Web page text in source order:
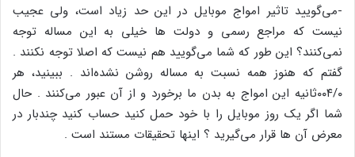
-می‌گویید تاثیر امواج موبایل در این حد زیاد است، ولی عجیب
نیست که مراجع رسمی و دولت ها خیلی به این مساله توجه
نمی‌کنند؟ این طور که شما می‌گویید هم نیست که اصلا توجه نکنند .
گفتم که هنوز همه نسبت به مساله روشن نشده‌اند . ببینید، هر
۰۰۴/۰ثانیه این امواج به بدن ما برخورد و از آن عبور می‌کنند . حال
شما اگر یک روز موبایل را با خود حمل کنید حساب کنید چندبار در
معرض آن ها قرار می‌گیرید ؟ اینها تحقیقات مستند است .